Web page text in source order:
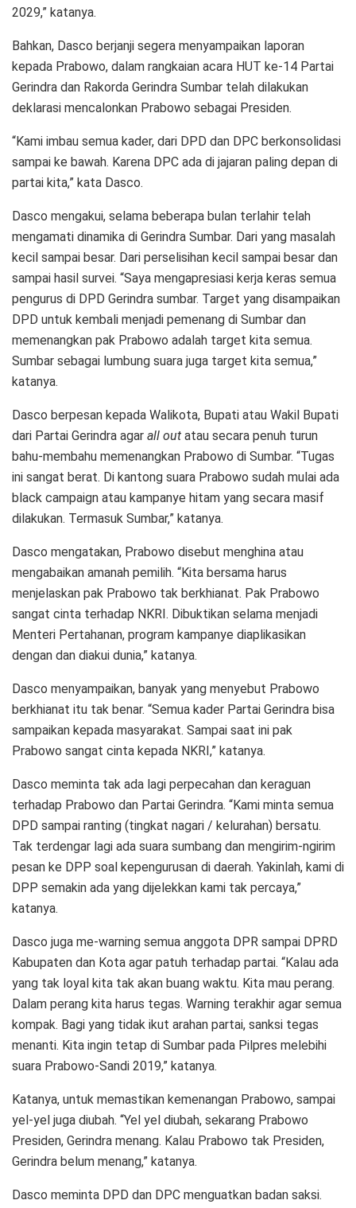
2029,” katanya.
Bahkan, Dasco berjanji segera menyampaikan laporan
kepada Prabowo, dalam rangkaian acara HUT ke-14 Partai
Gerindra dan Rakorda Gerindra Sumbar telah dilakukan
deklarasi mencalonkan Prabowo sebagai Presiden.
“Kami imbau semua kader, dari DPD dan DPC berkonsolidasi
sampai ke bawah. Karena DPC ada di jajaran paling depan di
partai kita,” kata Dasco.
Dasco mengakui, selama beberapa bulan terlahir telah
mengamati dinamika di Gerindra Sumbar. Dari yang masalah
kecil sampai besar. Dari perselisihan kecil sampai besar dan
sampai hasil survei. “Saya mengapresiasi kerja keras semua
pengurus di DPD Gerindra sumbar. Target yang disampaikan
DPD untuk kembali menjadi pemenang di Sumbar dan
memenangkan pak Prabowo adalah target kita semua.
Sumbar sebagai lumbung suara juga target kita semua,”
katanya.
Dasco berpesan kepada Walikota, Bupati atau Wakil Bupati
dari Partai Gerindra agar all out atau secara penuh turun
bahu-membahu memenangkan Prabowo di Sumbar. “Tugas
ini sangat berat. Di kantong suara Prabowo sudah mulai ada
black campaign atau kampanye hitam yang secara masif
dilakukan. Termasuk Sumbar,” katanya.
Dasco mengatakan, Prabowo disebut menghina atau
mengabaikan amanah pemilih. “Kita bersama harus
menjelaskan pak Prabowo tak berkhianat. Pak Prabowo
sangat cinta terhadap NKRI. Dibuktikan selama menjadi
Menteri Pertahanan, program kampanye diaplikasikan
dengan dan diakui dunia,” katanya.
Dasco menyampaikan, banyak yang menyebut Prabowo
berkhianat itu tak benar. “Semua kader Partai Gerindra bisa
sampaikan kepada masyarakat. Sampai saat ini pak
Prabowo sangat cinta kepada NKRI,” katanya.
Dasco meminta tak ada lagi perpecahan dan keraguan
terhadap Prabowo dan Partai Gerindra. “Kami minta semua
DPD sampai ranting (tingkat nagari / kelurahan) bersatu.
Tak terdengar lagi ada suara sumbang dan mengirim-ngirim
pesan ke DPP soal kepengurusan di daerah. Yakinlah, kami di
DPP semakin ada yang dijelekkan kami tak percaya,”
katanya.
Dasco juga me-warning semua anggota DPR sampai DPRD
Kabupaten dan Kota agar patuh terhadap partai. “Kalau ada
yang tak loyal kita tak akan buang waktu. Kita mau perang.
Dalam perang kita harus tegas. Warning terakhir agar semua
kompak. Bagi yang tidak ikut arahan partai, sanksi tegas
menanti. Kita ingin tetap di Sumbar pada Pilpres melebihi
suara Prabowo-Sandi 2019,” katanya.
Katanya, untuk memastikan kemenangan Prabowo, sampai
yel-yel juga diubah. “Yel yel diubah, sekarang Prabowo
Presiden, Gerindra menang. Kalau Prabowo tak Presiden,
Gerindra belum menang,” katanya.
Dasco meminta DPD dan DPC menguatkan badan saksi.